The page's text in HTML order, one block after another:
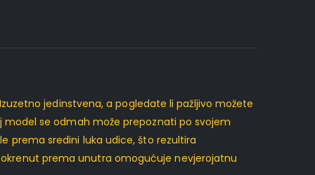
jedinstvena, a pogledate li pažljivo možete
se odmah može prepoznati po svojem
prema sredini luka udice, što rezultira
prema unutra omogućuje nevjerojatnu